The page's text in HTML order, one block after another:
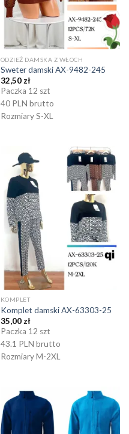
ODZIEŻ DAMSKA Z WŁOCH
Sweter damski AX-9482-245
32,50zł
Paczka 12 szt
40 PLN brutto
Rozmiary S-XL
KOMPLET
Komplet damski AX-63303-25
35,00 zł
Paczka 12 szt
43.1 PLN brutto
Rozmiary M-2XL